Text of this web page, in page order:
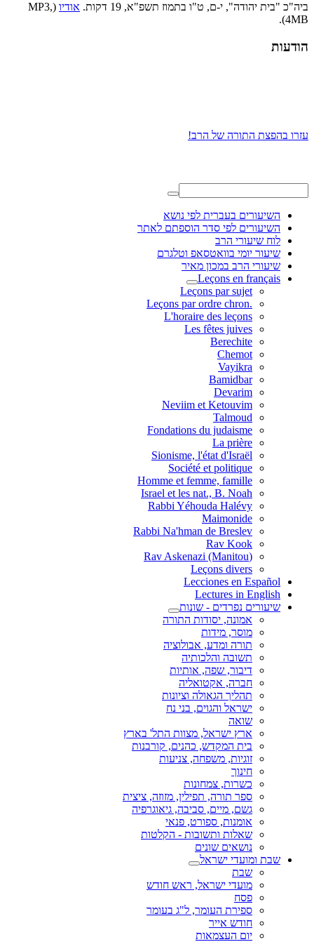
ביה"כ "בית יהודה", י-ם, ט"ו בתמוז תשפ"א, 19 דקות. אודיו (MP3,
4MB).
הודעות
עזרו בהפצת התורה של הרב!
השיעורים בעברית לפי נושא
השיעורים לפי סדר הוספתם לאתר
לוח שיעורי הרב
שיעור יומי בוואטסאפ וטלגרם
שיעורי הרב במכון מאיר
Leçons en français
Leçons par sujet
.Leçons par ordre chron
L'horaire des leçons
Les fêtes juives
Berechite
Chemot
Vayikra
Bamidbar
Devarim
Neviim et Ketouvim
Talmoud
Fondations du judaisme
La prière
Sionisme, l'état d'Israël
Société et politique
Homme et femme, famille
Israel et les nat., B. Noah
Rabbi Yéhouda Halévy
Maimonide
Rabbi Na'hman de Breslev
Rav Kook
(Rav Askenazi (Manitou
Leçons divers
Lecciones en Español
Lectures in English
שיעורים נפרדים - שונות
אמונה, יסודות התורה
מוסר, מידות
תורה ומדע, אבולוציה
תשובה והלכותיה
דיבור, שפה, אותיות
חברה, אקטואליה
תהליך הגאולה וציונות
ישראל והגוים, בני נח
שואה
ארץ ישראל, מצוות התל' בארץ
בית המקדש, כהנים, קורבנות
זוגיות, משפחה, צניעות
חינוך
כשרות, צמחונות
ספר תורה, תפילין, מזוזה, ציצית
גשם, מיים, סביבה, גיאוגרפיה
אומנות, ספורט, פנאי
שאלות ותשובות - הקלטות
נושאים שונים
שבת ומועדי ישראל
שבת
מועדי ישראל, ראש חודש
פסח
ספירת העומר, ל"ג בעומר
חודש אייר
יום העצמאות